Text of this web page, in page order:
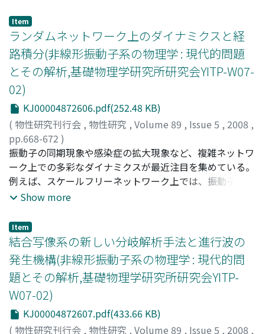
Item
ランダムネットワーク上のダイナミクスと経
路積分(非線形振動子系の物理学 : 現代的問題
とその解析,基礎物理学研究所研究会YITP-W07-
02)
KJ00004872606.pdf(252.48 KB)
( 物性研究刊行会 , 物性研究 , Volume 89 , Issue 5 , 2008 ,
pp.668-672 )
一宮, 尚志;Ichinomiya, Takashi;イチノミヤ, タカシ
振動子の同期現象や感染症の拡大現象など、複雑ネットワ
ーク上での多彩なダイナミクスが最近注目を集めている。
例えば、スケールフリーネットワーク上では、振動子間の
相互作用がどれほど弱くても同期現象が起きるといったこ
用上も非常に興味深いものである。こういった現象の研究
において、シミュレーションを行うのは比較的簡単である
が、理論的に解析するのは容易ではない。本講演では、ラ
ンダムネットワークとよばれるネットワークモデルに対し
て、経路積分法を用いてネットワーク上のダイナミクスを
研究しようという試みを紹介する。
Show more
Item
結合写像系の新しい分岐解析手法と進行波の
発生機構(非線形振動子系の物理学 : 現代的問
題とその解析,基礎物理学研究所研究会YITP-
W07-02)
KJ00004872607.pdf(433.66 KB)
( 物性研究刊行会 , 物性研究 , Volume 89 , Issue 5 , 2008 ,